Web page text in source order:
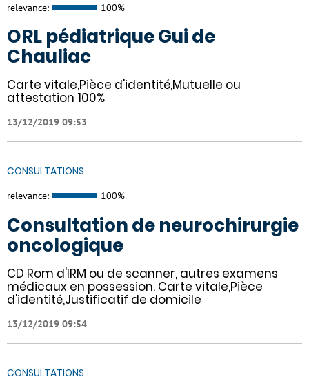
relevance: 100%
ORL pédiatrique Gui de
Chauliac
Carte vitale,Pièce d'identité,Mutuelle ou
attestation 100%
13/12/2019 09:53
CONSULTATIONS
relevance: 100%
Consultation de neurochirurgie
oncologique
CD Rom d'IRM ou de scanner, autres examens
médicaux en possession. Carte vitale,Pièce
d'identité,Justificatif de domicile
13/12/2019 09:54
CONSULTATIONS